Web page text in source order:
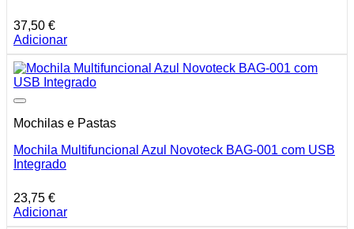
37,50 €
Adicionar
Mochilas e Pastas
Mochila Multifuncional Azul Novoteck BAG-001 com USB
Integrado
23,75 €
Adicionar